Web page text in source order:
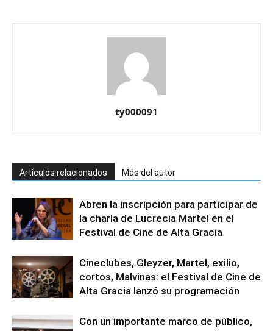
ty000091
Artículos relacionados Más del autor
Abren la inscripción para participar de
la charla de Lucrecia Martel en el
Festival de Cine de Alta Gracia
Cineclubes, Gleyzer, Martel, exilio,
cortos, Malvinas: el Festival de Cine de
Alta Gracia lanzó su programación
Con un importante marco de público,